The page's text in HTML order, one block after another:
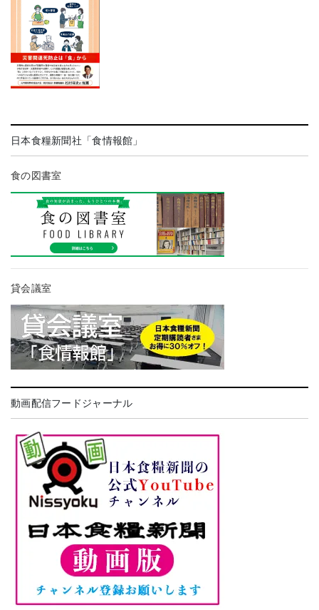
日本食糧新聞社「食情報館」
食の図書室
貸会議室
動画配信フードジャーナル